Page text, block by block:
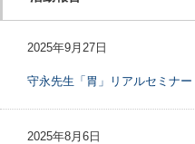
2025年9月27日
守永先生「胃」リアルセミナー
2025年8月6日